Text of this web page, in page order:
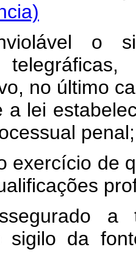
o
no último
a lei
exercício de
a
sigilo da